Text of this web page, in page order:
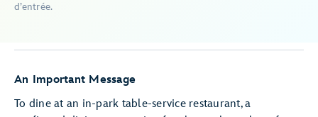
d’entrée.
An Important Message
To dine at an in-park table-service restaurant, a